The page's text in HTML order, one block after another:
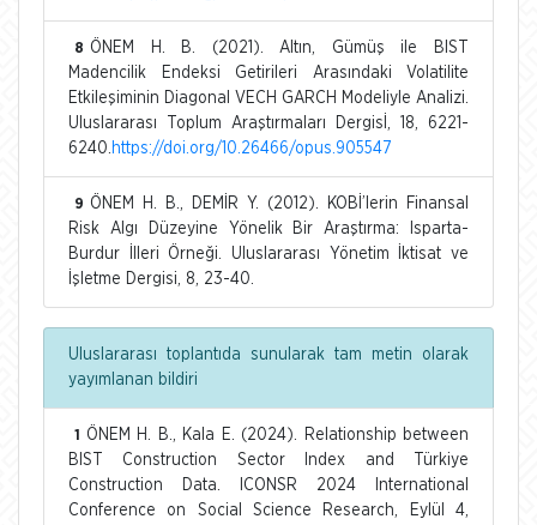
8 ÖNEM H. B. (2021). Altın, Gümüş ile BIST
Madencilik Endeksi Getirileri Arasındaki Volatilite
Etkileşiminin Diagonal VECH GARCH Modeliyle Analizi.
Uluslararası Toplum Araştırmaları Dergisİ, 18, 6221-
6240. https://doi.org/10.26466/opus.905547
9 ÖNEM H. B., DEMİR Y. (2012). KOBİ’lerin Finansal
Risk Algı Düzeyine Yönelik Bir Araştırma: Isparta-
Burdur İlleri Örneği. Uluslararası Yönetim İktisat ve
İşletme Dergisi, 8, 23-40.
Uluslararası toplantıda sunularak tam metin olarak
yayımlanan bildiri
1
ÖNEM H. B., Kala E. (2024). Relationship between
BIST Construction Sector Index and Türkiye
Construction Data. ICONSR 2024 International
Conference on Social Science Research, Eylül 4,